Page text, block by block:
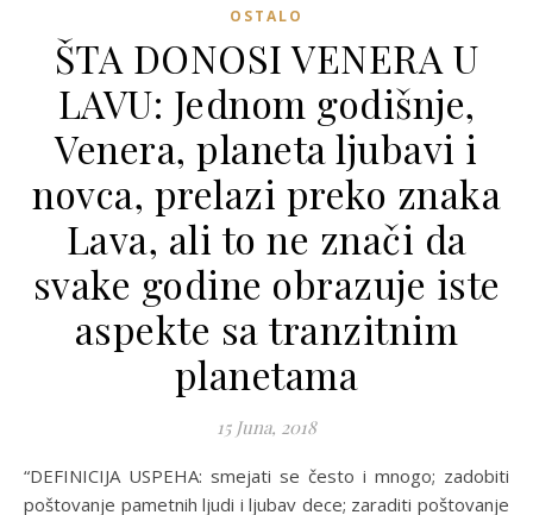
OSTALO
ŠTA DONOSI VENERA U
LAVU: Jednom godišnje,
Venera, planeta ljubavi i
novca, prelazi preko znaka
Lava, ali to ne znači da
svake godine obrazuje iste
aspekte sa tranzitnim
planetama
15 Juna, 2018
“DEFINICIJA USPEHA: smejati se često i mnogo; zadobiti
poštovanje pametnih ljudi i ljubav dece; zaraditi poštovanje